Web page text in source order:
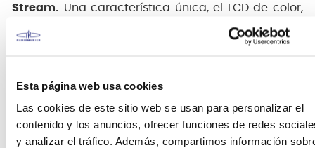
Esta página web usa cookies
Las cookies de este sitio web se usan para personalizar el
contenido y los anuncios, ofrecer funciones de redes
y analizar el tráfico. Además, compartimos información
Stream. Una característica única, el LCD de color,
multicolor, no vista antes en otros afinadores de
pinzaTU-10.